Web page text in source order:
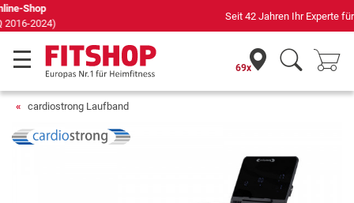
Seit 42 Jahren Ihr Experte für Heimfitness
69x
cardiostrong Laufband